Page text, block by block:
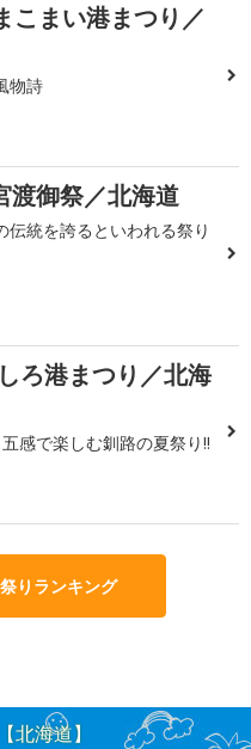
こまい港まつり／
物詩
渡御祭／北海道
伝統を誇るといわれる祭り
ろ港まつり／北海
感で楽しむ釧路の夏祭り!!
りランキング
北海道】